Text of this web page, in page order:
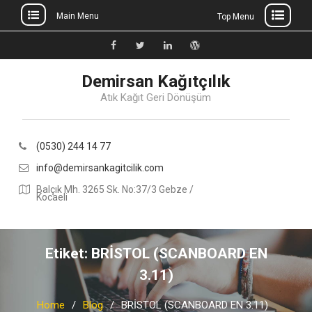
to
Main Menu Top Menu
Facebook
TwitterLinkedinWordPress
Demirsan Kağıtçılık
Atık Kağıt Geri Dönüşüm
(0530) 244 14 77
info@demirsankagitcilik.com
Balçık Mh. 3265 Sk. No:37/3 Gebze /
Kocaeli
Etiket: BRİSTOL (SCANBOARD EN
3.11)
Home Blog BRİSTOL (SCANBOARD EN 3.11)